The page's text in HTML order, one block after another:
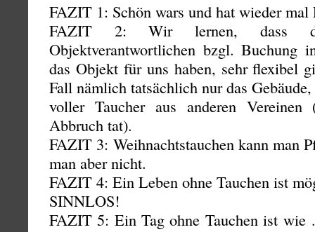
FAZIT 1: Schön wars und hat wieder mal
FAZIT 2: Wir lernen, dass
Objektverantwortlichen bzgl. Buchung
das Objekt für uns haben, sehr flexibel
Fall nämlich tatsächlich nur das
voller Taucher aus anderen Vereinen
Abbruch tat).
FAZIT 3: Weihnachtstauchen kann man
man aber nicht.
FAZIT 4: Ein Leben ohne Tauchen ist
SINNLOS!
FAZIT 5: Ein Tag ohne Tauchen ist